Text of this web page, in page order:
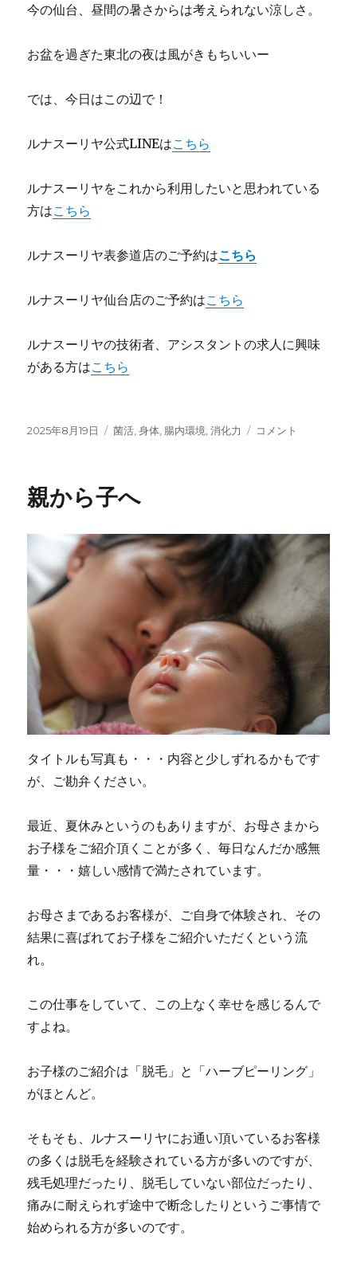
今の仙台、昼間の暑さからは考えられない涼しさ。
お盆を過ぎた東北の夜は風がきもちいいー
では、今日はこの辺で！
ルナスーリヤ公式LINEはこちら
ルナスーリヤをこれから利用したいと思われている
方はこちら
ルナスーリヤ表参道店のご予約はこちら
ルナスーリヤ仙台店のご予約はこちら
ルナスーリヤの技術者、アシスタントの求人に興味
がある方はこちら
投
2025年8月19日
カ
ー
菌活 ,身体 腸内環境 ,消化力
そ
に
な
て
な
い？
コメント
親から子へ
タイトルも写真も・・・内容と少しずれるかもです
が、ご勘弁ください。
最近、夏休みというのもありますが、お母さまから
お子様をご紹介頂くことが多く、毎日なんだか感無
量・・・嬉しい感情で満たされています。
お母さまであるお客様が、ご自身で体験され、その
結果に喜ばれてお子様をご紹介いただくという流
れ。
この仕事をしていて、この上なく幸せを感じるんで
すよね。
お子様のご紹介は「脱毛」と「ハーブピーリング」
がほとんど。
そもそも、ルナスーリヤにお通い頂いているお客様
の多くは脱毛を経験されている方が多いのですが、
残毛処理だったり、脱毛していない部位だったり、
痛みに耐えられず途中で断念したりというご事情で
始められる方が多いのです。